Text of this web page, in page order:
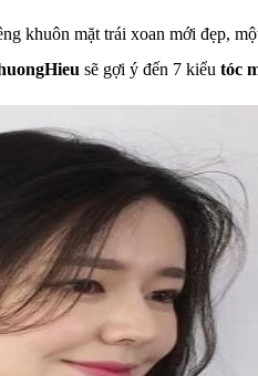
khuôn mặt trái xoan mới đẹp,
sẽ gợi ý đến 7 kiểu tóc